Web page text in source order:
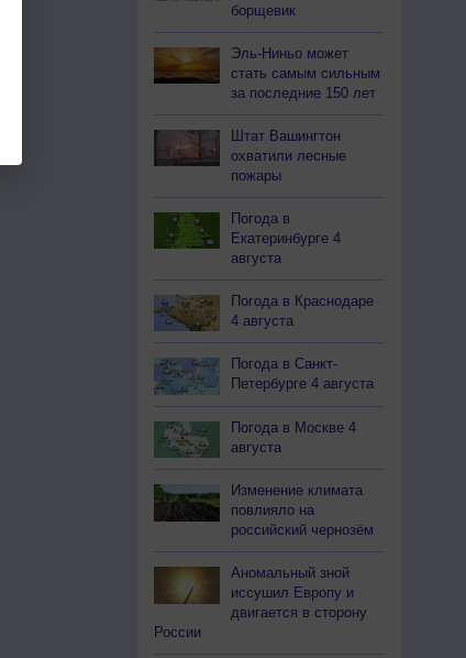
борщевик
Эль-Ниньо может
стать самым сильным
за последние 150 лет
Штат Вашингтон
охватили лесные
пожары
Погода в
Екатеринбурге 4
августа
Погода в Краснодаре
4 августа
Погода в Санкт-
Петербурге 4 августа
Погода в Москве 4
августа
Изменение климата
повлияло на
российский чернозём
Аномальный зной
иссушил Европу и
двигается в сторону
России